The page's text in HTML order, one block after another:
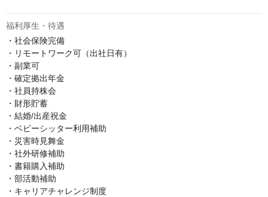
福利厚生・待遇
・社会保険完備
・リモートワーク可（出社日有）
・副業可
・確定拠出年金
・社員持株会
・財形貯蓄
・結婚/出産祝金
・ベビーシッター利用補助
・災害時見舞金
・社外研修補助
・書籍購入補助
・部活動補助
・キャリアチャレンジ制度